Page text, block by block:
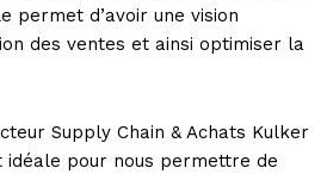
permet d’avoir une vision
des ventes et ainsi optimiser la
Supply Chain & Achats Kulker
idéale pour nous permettre de